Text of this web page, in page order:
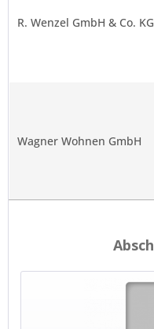
R. Wenzel GmbH & Co. KG
Wagner Wohnen GmbH